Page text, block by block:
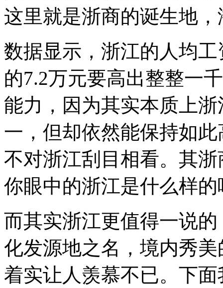
有
一
省
份
7.3
万
的
人
均
列
国
省
一
的
位
置，
次
于
这里就是浙商的诞生地，
数据显示，浙江的人均
的7.2万元要高出整整一
能力，因为其实本质上
一，但却依然能保持如
不对浙江刮目相看。其
你眼中的浙江是什么样的
而其实浙江更值得一说
化发源地之名，境内秀
着实让人羡慕不已。下